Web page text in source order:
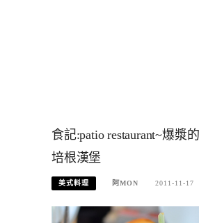
食記:patio restaurant~爆漿
培根漢堡
美式料理 阿MON 2011-11-17